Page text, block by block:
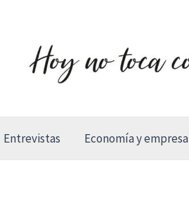
Entrevistas Economía y empresa